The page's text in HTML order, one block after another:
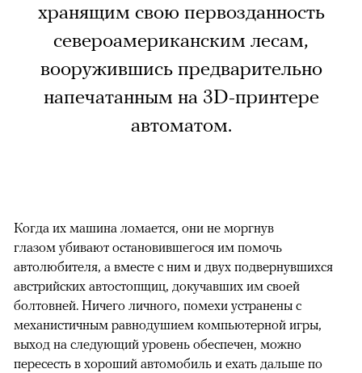
хранящим свою первозданность
североамериканским лесам,
вооружившись предварительно
напечатанным на 3D-принтере
автоматом.
Когда их машина ломается, они не моргнув
глазом убивают остановившегося им помочь
автолюбителя, а вместе с ним и двух подвернувшихся
австрийских автостопщиц, докучавших им своей
болтовней. Ничего личного, помехи устранены с
механистичным равнодушием компьютерной игры,
выход на следующий уровень обеспечен, можно
пересесть в хороший автомобиль и ехать дальше по